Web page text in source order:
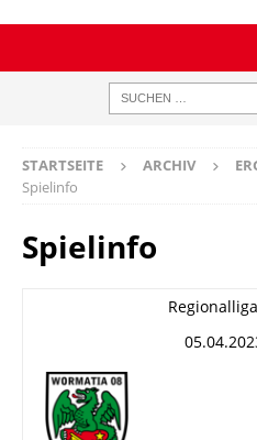
STARTSEITE ARCHIV
Spielinfo
Spielinfo